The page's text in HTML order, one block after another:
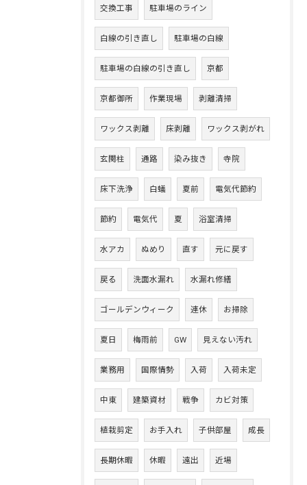
交換工事 駐車場のライン
白線の引き直し 駐車場の白線
駐車場の白線の引き直し 京都
京都御所 作業現場 剥離清掃
ワックス剥離 床剥離 ワックス剥がれ
玄関柱 通路 染み抜き 寺院
床下洗浄 白蟻 夏前 電気代節約
節約 電気代 夏 浴室清掃
水アカ ぬめり 直す 元に戻す
戻る 洗面水漏れ 水漏れ修繕
ゴールデンウィーク 連休 お掃除
夏日 梅雨前 GW 見えない汚れ
業務用 国際情勢 入荷 入荷未定
中東 建築資材 戦争 カビ対策
植栽剪定 お手入れ 子供部屋 成長
長期休暇 休暇 遠出 近場